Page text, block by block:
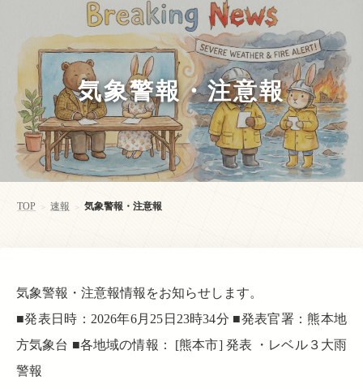
気象警報・注意報
TOP > 速報 > 気象警報・注意報
気象警報・注意報情報をお知らせします。
■発表日時：2026年6月25日23時34分 ■発表官署：熊本地
方気象台 ■各地域の情報： [熊本市] 発表 ・レベル３大雨
警報